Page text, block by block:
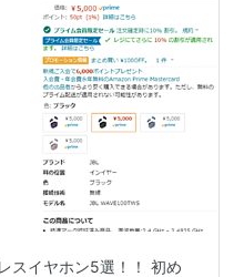
スイヤホン5選！！ 初め